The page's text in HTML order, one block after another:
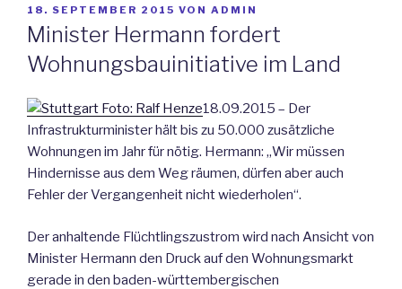
VERÖFFENTLICHT
AM
18. SEPTEMBER 2015 VON ADMIN
Minister Hermann fordert
Wohnungsbauinitiative im Land
18.09.2015 – Der
Infrastrukturminister hält bis zu 50.000 zusätzliche
Wohnungen im Jahr für nötig. Hermann: „Wir müssen
Hindernisse aus dem Weg räumen, dürfen aber auch
Fehler der Vergangenheit nicht wiederholen“.
Der anhaltende Flüchtlingszustrom wird nach Ansicht von
Minister Hermann den Druck auf den Wohnungsmarkt
gerade in den baden-württembergischen